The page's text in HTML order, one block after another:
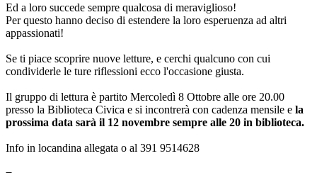
Ed a loro succede sempre qualcosa di meraviglioso!
Per questo hanno deciso di estendere la loro esperuenza ad altri
appassionati!
Se ti piace scoprire nuove letture, e cerchi qualcuno con cui
condividerle le ture riflessioni ecco l'occasione giusta.
Il gruppo di lettura è partito Mercoledì 8 Ottobre alle ore 20.00
presso la Biblioteca Civica e si incontrerà con cadenza mensile e la
prossima data sarà il 12 novembre sempre alle 20 in biblioteca.
Info in locandina allegata o al 391 9514628